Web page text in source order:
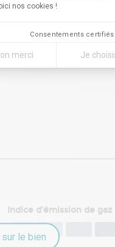
nos cookies !
Consentements certifiés
merci Je
Indice d'émission de
le bien